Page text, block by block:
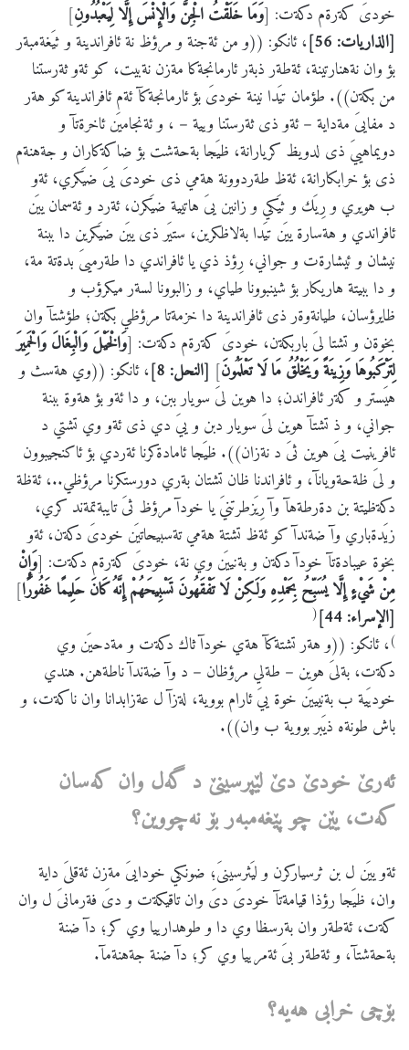
خودىَ كةرةم دكةت: [وَمَا خَلَقْتُ الْجِنَّ وَالْإِنْسَ إِلَّا لِيَعْبُدُونِ]
[الذاريات: 56]
، ئانكو: ((و من ئةجنة و مرؤظ نة ئافراندينة و ثيَغةمبةر
بؤ وان نةهنارتينة، ئةطةر ذبةر ئارمانجةكا مةزن نةبيت، كو ئةو ثةرستنا
من بكةن)). طؤمان تيَدا نينة خودىَ بؤ ئارمانجةكآ ئةم ئافراندينة كو هةر
د مفايىَ مةداية – ئةو ذى ثةرستنا ويية – ، و ئةنجاميَن ئاخرةتآ و
دويماهييَ ذى لدويظ كريارانة، ظيَجا بةحةشت بؤ ضاكةكاران و جةهنةم
ذى بؤ خرابكارانة، ئةظ طةردوونة هةمي ذى خودىَ يىَ ضيَكري، ئةو
ب هويري و رِيَك و ثيَكي و زانين يىَ هاتيية ضيَكرن، ئةرد و ئةسمان ييَن
ئافراندي و هةسارة ييَن تيَدا بةلاظكرين، ستيَر ذى ييَن ضيَكرين دا ببنة
نيشان و ئيشارةت و جواني، رِؤذ ذي يا ئافراندي دا طةرميىَ بدةتة مة،
و دا ببيتة هاريكار بؤ شينبوونا طياي، و زالبوونا لسةر ميكرؤب و
ظايرؤسان، طيانةوةر ذى ئافراندينة دا خزمةتا مرؤظي بكةن؛ طؤشتآ وان
بخوةن و تشتا لىَ باربكةن، خودىَ كةرةم دكةت: [وَالْخَيْلَ وَالْبِغَالَ وَالْحَمِيرَ
لِتَرْكَبُوهَا وَزِينَةً وَيَخْلُقُ مَا لَا تَعْلَمُونَ] [النحل: 8]
، ئانكو: ((وي هةسث و
هيَستر و كةر ئافراندن؛ دا هوين لىَ سويار ببن، و دا ئةو بؤ هةوة ببنة
جواني، و ذ تشتآ هوين لىَ سويار دبن و ييَ دي ذى ئةو وي تشتي د
ئافرينيت يىَ هوين ثىَ د نةزان)). ظيَجا ئامادةكرنا ئةردي بؤ ئاكنجيبوون
و لىَ ظةحةويانآ، و ئافراندنا ظان تشتان بةري دورستكرنا مرؤظي..، ئةظة
دكةظيتة بن دةرطةهآ وآ رِيَزطرتنيَ يا خودآ مرؤظ ثىَ تايبةتمةند كري،
زيَدةباري وآ ضةندآ كو ئةظ تشتة هةمي تةسبيحاتيَن خودىَ دكةن، ئةو
بخوة عيبادةتآ خودآ دكةن و بةنييَن وي نة، خودىَ كةرةم دكةت: [وَإِنْ
مِنْ شَيْءٍ إِلَّا يُسَبِّحُ بِحَمْدِهِ وَلَكِنْ لَا تَفْقَهُونَ تَسْبِيحَهُمْ إِنَّهُ كَانَ حَلِيمًا غَفُورًا]
[الإسراء: 44]
(
)، ئانكو: ((و هةر تشتةكآ هةي خودآ ثاك دكةت و مةدحيَن وي
دكةت، بةلىَ هوين – طةلي مرؤظان – د وآ ضةندآ ناطةهن. هندي
خوديَية ب بةنيييَن خوة ييَ ئارام بووية، لةزآ ل عةزابدانا وان ناكةت، و
باش طونةه ذيَبر بووية ب وان)).
ئهرێ خودێ دێلێپرسینێ د گهل وانكهسان
كهت، یێن چوپێغهمبهربۆنهچووین؟
ئةو ييَن ل بن ثرسياركرن و ليَثرسينىَ؛ ضونكي خودايىَ مةزن ئةقلىَ داية
وان، ظيَجا رؤذا قيامةتآ خودىَ دىَ وان تاقيكةت و دىَ فةرمانىَ ل وان
كةت، ئةطةر وان بةرسظا وي دا و طوهدارييا وي كر؛ دآ ضنة
بةحةشتآ، و ئةطةر بىَ ئةمرييا وي كر؛ دآ ضنة جةهنةمآ.
بۆچیخرابیههیه؟